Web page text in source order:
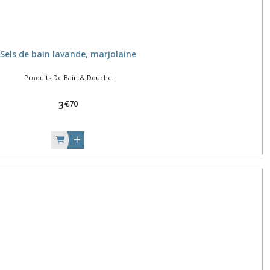
Sels de bain lavande, marjolaine
Produits De Bain & Douche
3€70